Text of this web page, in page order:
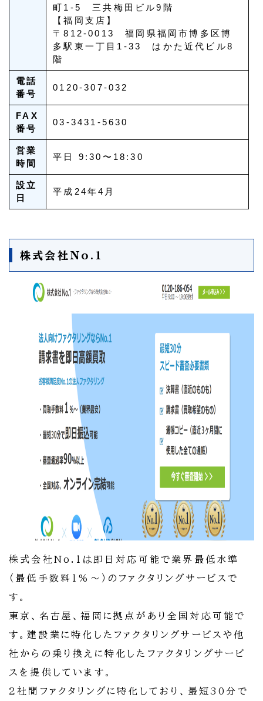
町1-5 三共梅田ビル9階
【福岡支店】
〒812-0013 福岡県福岡市博多区博
多駅東一丁目1-33 はかた近代ビル8
階
電話
番号
0120-307-032
FAX
番号
03-3431-5630
営業
時間
平日 9:30〜18:30
設立
日
平成24年4月
株式会社No.1
株式会社No.1は即日対応可能で業界最低水準
（最低手数料1%〜）のファクタリングサービスで
す。
東京、名古屋、福岡に拠点があり全国対応可能で
す。建設業に特化したファクタリングサービスや他
社からの乗り換えに特化したファクタリングサービ
スを提供しています。
2社間ファクタリングに特化しており、最短30分で